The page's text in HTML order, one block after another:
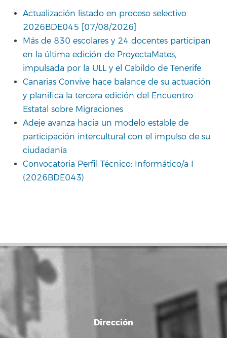
Actualización listado en proceso selectivo:
2026BDE045 [07/08/2026]
Más de 830 escolares y 24 docentes participan
en la última edición de ProyectaMates,
impulsada por la ULL y el Cabildo de Tenerife
Canarias Convive hace balance de su actuación
y planifica la tercera edición del Encuentro
Estatal sobre Migraciones
Adeje avanza hacia un modelo estable de
participación intercultural con el impulso de su
ciudadanía
Convocatoria Perfil Técnico: Informático/a I
(2026BDE043)
Dirección